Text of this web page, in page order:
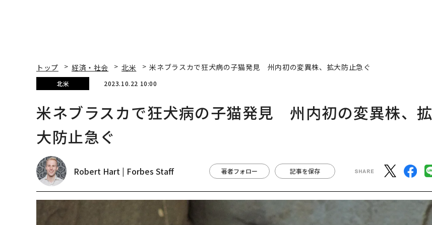
トップ 経済・社会 北米 米ネブラスカで狂犬病の子猫発見 州内初の変異株、拡大防止急ぐ
北米 2023.10.22 10:00
米ネブラスカで狂犬病の子猫発見 州内初の変異株、拡
大防止急ぐ
Robert Hart | Forbes Staff 著者フォロー 記事を保存